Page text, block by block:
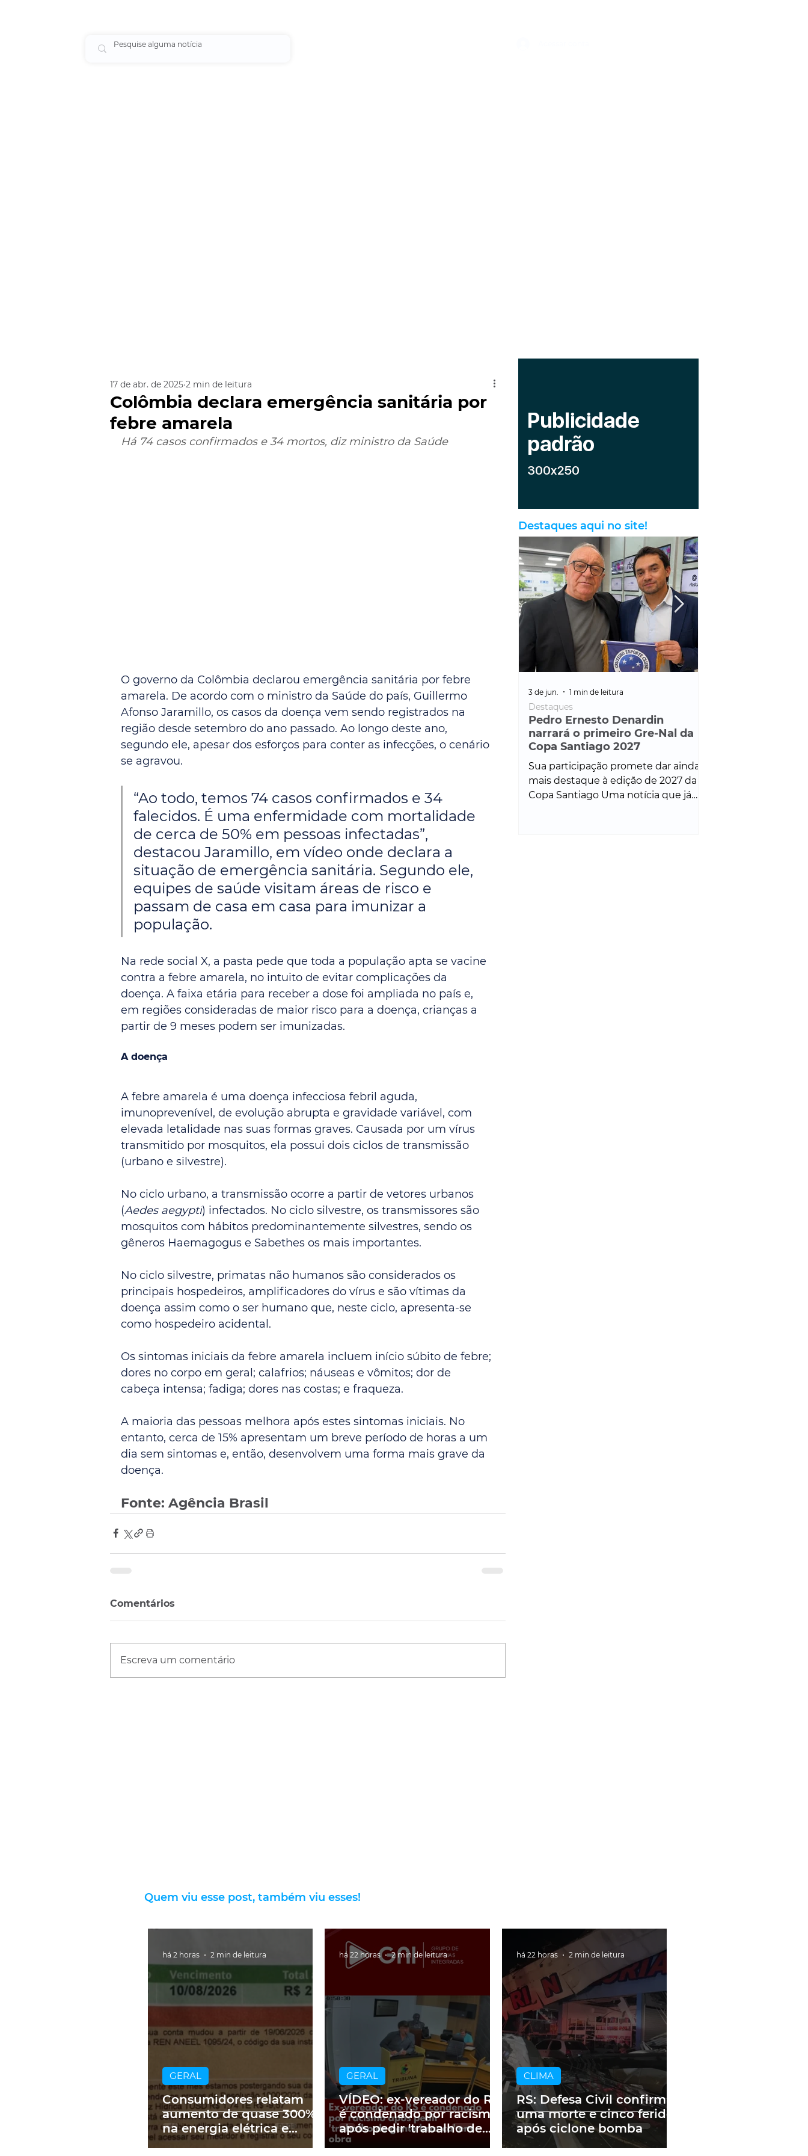
Colômbia declara emergência sanitária por
febre amarela
17 de abr. de 2025 2 min de leitura
Há 74 casos confirmados e 34 mortos, diz ministro da Saúde
O governo da Colômbia declarou emergência sanitária por febre
amarela. De acordo com o ministro da Saúde do país, Guillermo
Afonso Jaramillo, os casos da doença vem sendo registrados na
região desde setembro do ano passado. Ao longo deste ano,
segundo ele, apesar dos esforços para conter as infecções, o cenário
se agravou.
“Ao todo, temos 74 casos confirmados e 34
falecidos. É uma enfermidade com mortalidade
de cerca de 50% em pessoas infectadas”,
destacou Jaramillo, em vídeo onde declara a
situação de emergência sanitária. Segundo ele,
equipes de saúde visitam áreas de risco e
passam de casa em casa para imunizar a
população.
Na rede social X, a pasta pede que toda a população apta se vacine
contra a febre amarela, no intuito de evitar complicações da
doença. A faixa etária para receber a dose foi ampliada no país e,
em regiões consideradas de maior risco para a doença, crianças a
partir de 9 meses podem ser imunizadas.
A doença
A febre amarela é uma doença infecciosa febril aguda,
imunoprevenível, de evolução abrupta e gravidade variável, com
elevada letalidade nas suas formas graves. Causada por um vírus
transmitido por mosquitos, ela possui dois ciclos de transmissão
(urbano e silvestre).
No ciclo urbano, a transmissão ocorre a partir de vetores urbanos
(Aedes aegypti) infectados. No ciclo silvestre, os transmissores são
mosquitos com hábitos predominantemente silvestres, sendo os
gêneros Haemagogus e Sabethes os mais importantes.
No ciclo silvestre, primatas não humanos são considerados os
principais hospedeiros, amplificadores do vírus e são vítimas da
doença assim como o ser humano que, neste ciclo, apresenta-se
como hospedeiro acidental.
Os sintomas iniciais da febre amarela incluem início súbito de febre;
dores no corpo em geral; calafrios; náuseas e vômitos; dor de
cabeça intensa; fadiga; dores nas costas; e fraqueza.
A maioria das pessoas melhora após estes sintomas iniciais. No
entanto, cerca de 15% apresentam um breve período de horas a um
dia sem sintomas e, então, desenvolvem uma forma mais grave da
doença.
Fonte: Agência Brasil
Comentários
Escreva um comentário
Destaques aqui no site!
Pedro Ernesto Denardin
narrará o primeiro Gre-Nal da
Copa Santiago 2027
Sua participação promete dar ainda
mais destaque à edição de 2027 da
Copa Santiago Uma notícia que já
Destaques
3 de jun. 1 min de leitura
Quem viu esse post, também viu esses!
Consumidores relatam
aumento de quase 300%
na energia elétrica e
contas de até R$ 2 mil no
GERAL
há 2 horas 2 min de leitura
VÍDEO: ex-vereador do RS
é condenado por racismo
após pedir 'trabalho de
gente branca' em obra
GERAL
há 22 horas 2 min de leitura
RS: Defesa Civil confirma
uma morte e cinco feridos
após ciclone bomba
CLIMA
há 22 horas 2 min de leitura